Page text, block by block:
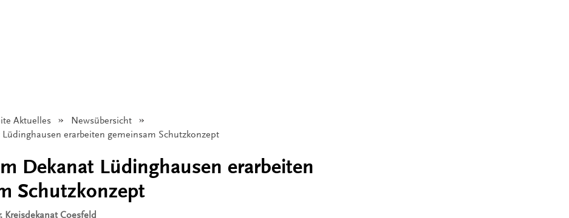
Aktuelles
Newsübersicht
erarbeiten gemeinsam Schutzkonzept
Dekanat Lüdinghausen erarbeiten
Schutzkonzept
, Kreisdekanat Coesfeld